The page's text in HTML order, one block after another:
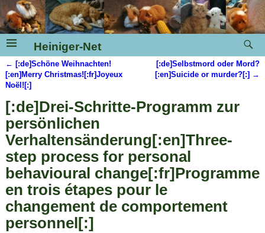
Heiniger-Net
Artikelnavigation
← [:de]Schöne Weihnachten!
[:en]Merry Christmas![:fr]Joyeux
Noël![:]
[:de]Selbstmord oder Mord?
[:en]Suicide or murder?[:] →
[:de]Drei-Schritte-Programm zur
persönlichen
Verhaltensänderung[:en]Three-
step process for personal
behavioural change[:fr]Programme
en trois étapes pour le
changement de comportement
personnel[:]